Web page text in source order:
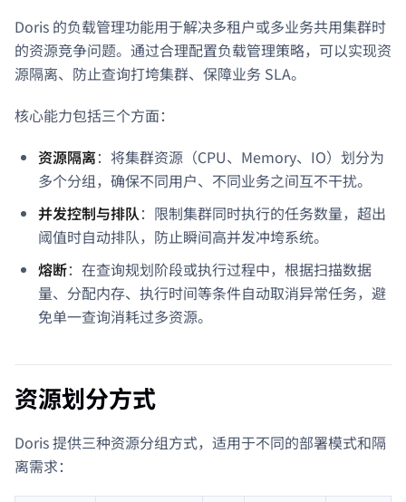
Doris 的负载管理功能用于解决多租户或多业务共用集群时
的资源竞争问题。通过合理配置负载管理策略，可以实现资
源隔离、防止查询打垮集群、保障业务 SLA。
核心能力包括三个方面：
资源隔离：将集群资源（CPU、Memory、IO）划分为
多个分组，确保不同用户、不同业务之间互不干扰。
并发控制与排队 ：限制集群同时执行的任务数量，超出
阈值时自动排队，防止瞬间高并发冲垮系统。
熔断：在查询规划阶段或执行过程中，根据扫描数据
量、分配内存、执行时间等条件自动取消异常任务，避
免单一查询消耗过多资源。
资源划分方式
Doris 提供三种资源分组方式，适用于不同的部署模式和隔
离需求：